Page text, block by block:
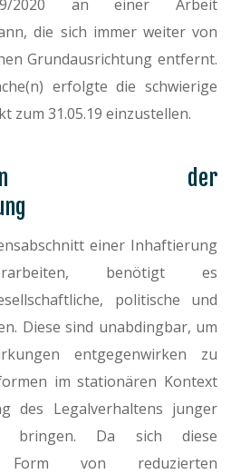
2020 an einer Arbeit
die sich immer weiter von
Grundausrichtung entfernt.
erfolgte die schwierige
zum 31.05.19 einzustellen.
der
einer Inhaftierung
benötigt es
politische und
Diese sind unabdingbar, um
entgegenwirken zu
im stationären Kontext
des Legalverhaltens junger
bringen. Da sich diese
von reduzierten